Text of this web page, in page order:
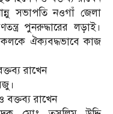
সভাপতি নওগাঁ জেলা
পুনরুদ্ধারের লড়াই।
ঐক্যবদ্ধভাবে কাজ
রাখেন
বক্তব্য রাখেন